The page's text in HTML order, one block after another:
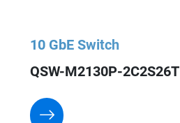
10 GbE Switch
QSW-M2130P-2C2S26T